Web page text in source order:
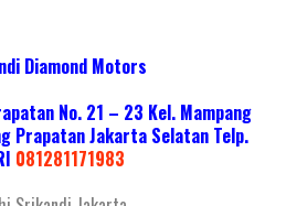
Diamond Motors
No. 21 – 23 Kel. Mampang
Prapatan Jakarta Selatan Telp.
081281171983